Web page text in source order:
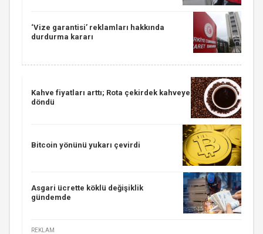
‘Vize garantisi’ reklamları hakkında
durdurma kararı
Kahve fiyatları arttı; Rota çekirdek kahveye
döndü
Bitcoin yönünü yukarı çevirdi
Asgari ücrette köklü değişiklik
gündemde
REKLAM